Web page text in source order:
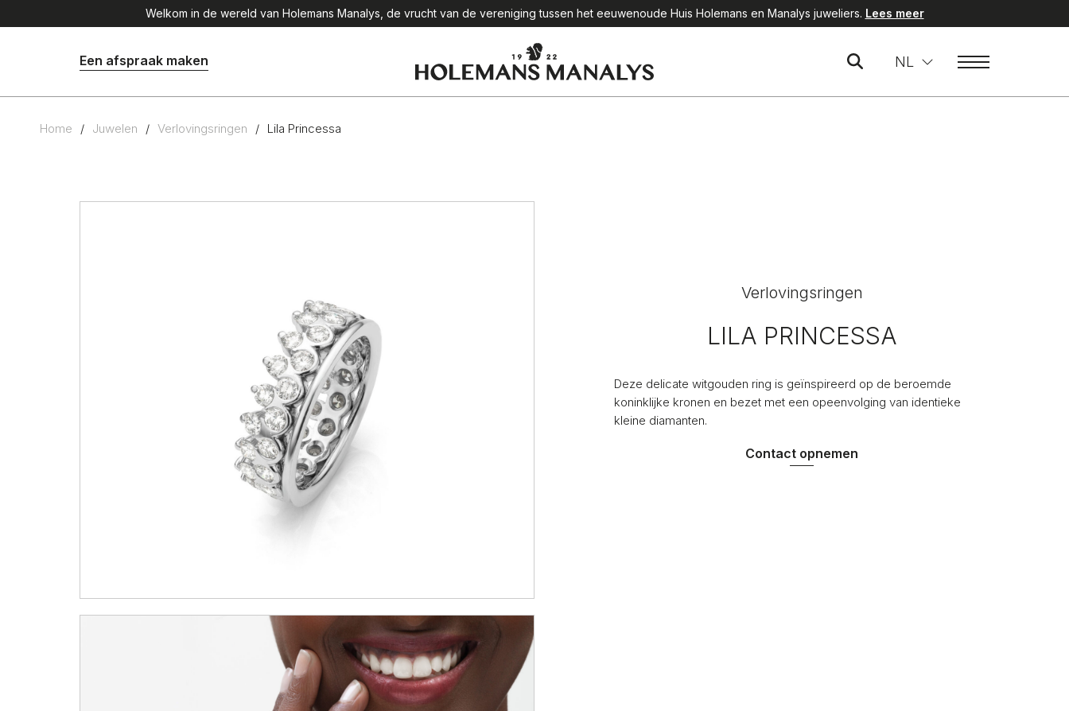
Welkom in de wereld van Holemans Manalys, de vrucht van de vereniging tussen het eeuwenoude Huis Holemans en Manalys juweliers. Lees meer
Een afspraak maken NL
Home / Juwelen / Verlovingsringen / Lila Princessa
Verlovingsringen
LILA PRINCESSA
Deze delicate witgouden ring is geïnspireerd op de beroemde
koninklijke kronen en bezet met een opeenvolging van identieke
kleine diamanten.
Contact opnemen